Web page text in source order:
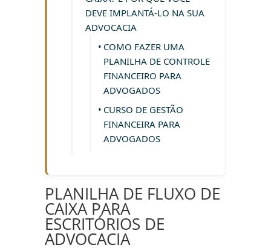
DEVE IMPLANTÁ-LO NA SUA
ADVOCACIA
COMO FAZER UMA
PLANILHA DE CONTROLE
FINANCEIRO PARA
ADVOGADOS
CURSO DE GESTÃO
FINANCEIRA PARA
ADVOGADOS
PLANILHA DE FLUXO DE
CAIXA PARA
ESCRITÓRIOS DE
ADVOCACIA